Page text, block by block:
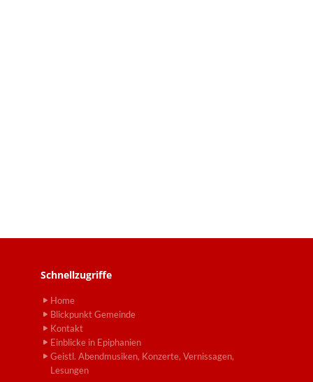
Schnellzugriffe
Home
Blickpunkt Gemeinde
Kontakt
Einblicke in Epiphanien
Geistl. Abendmusiken, Konzerte, Vernissagen,
Lesungen